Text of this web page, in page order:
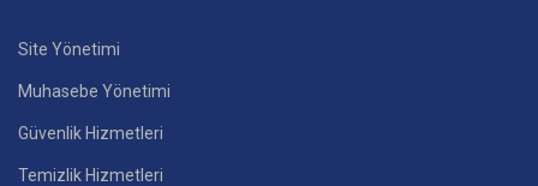
Site Yönetimi
Muhasebe Yönetimi
Güvenlik Hizmetleri
Temizlik Hizmetleri